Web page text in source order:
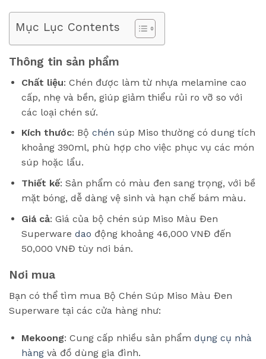
Mục Lục Contents
Thông tin sản phẩm
Chất liệu: Chén được làm từ nhựa melamine cao
cấp, nhẹ và bền, giúp giảm thiểu rủi ro vỡ so với
các loại chén sứ.
Kích thước: Bộ chén súp Miso thường có dung tích
khoảng 390ml, phù hợp cho việc phục vụ các món
súp hoặc lẩu.
Thiết kế: Sản phẩm có màu đen sang trọng, với bề
mặt bóng, dễ dàng vệ sinh và hạn chế bám màu.
Giá cả: Giá của bộ chén súp Miso Màu Đen
Superware dao động khoảng 46,000 VNĐ đến
50,000 VNĐ tùy nơi bán.
Nơi mua
Bạn có thể tìm mua Bộ Chén Súp Miso Màu Đen
Superware tại các cửa hàng như:
Mekoong: Cung cấp nhiều sản phẩm dụng cụ nhà
hàngvà đồ dùng gia đình.